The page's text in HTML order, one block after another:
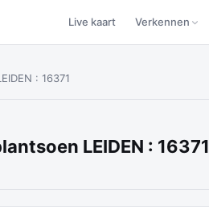
Live kaart Verkennen
: 16371
LEIDEN : 16371